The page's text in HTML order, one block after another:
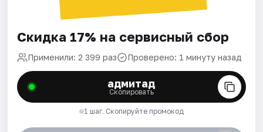
Скидка 17% на сервисный сбор
Применили: 2 399 раз Проверено: 1 минуту назад
адмитад
Скопировать
1 шаг. Скопируйте промокод